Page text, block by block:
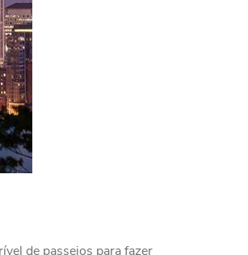
de passeios para fazer